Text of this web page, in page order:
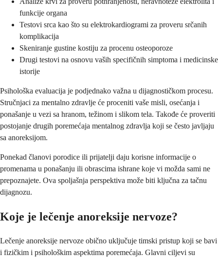
funkcije organa
Testovi srca kao što su elektrokardiogrami za proveru srčanih
komplikacija
Skeniranje gustine kostiju za procenu osteoporoze
Drugi testovi na osnovu vaših specifičnih simptoma i medicinske
istorije
Psihološka evaluacija je podjednako važna u dijagnostičkom procesu.
Stručnjaci za mentalno zdravlje će proceniti vaše misli, osećanja i
ponašanje u vezi sa hranom, težinom i slikom tela. Takođe će proveriti
postojanje drugih poremećaja mentalnog zdravlja koji se često javljaju
sa anoreksijom.
Ponekad članovi porodice ili prijatelji daju korisne informacije o
promenama u ponašanju ili obrascima ishrane koje vi možda sami ne
prepoznajete. Ova spoljašnja perspektiva može biti ključna za tačnu
dijagnozu.
Koje je lečenje anoreksije nervoze?
Lečenje anoreksije nervoze obično uključuje timski pristup koji se bavi
i fizičkim i psihološkim aspektima poremećaja. Glavni ciljevi su